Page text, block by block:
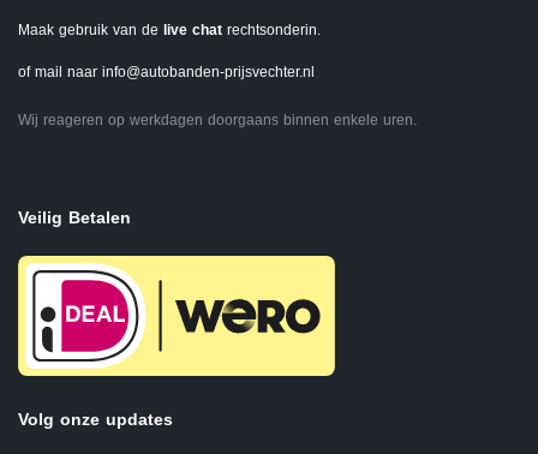
Maak gebruik van de live chat rechtsonderin.
of mail naar info@autobanden-prijsvechter.nl
Wij reageren op werkdagen doorgaans binnen enkele uren.
Veilig Betalen
Volg onze updates